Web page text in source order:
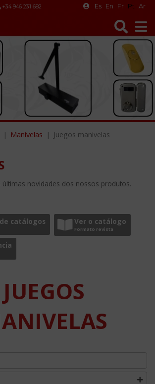
+34 946 231 682 Es En Fr Pt Ar
Manivelas Juegos manivelas
últimas novidades dos nossos produtos.
catálogos Ver o catálogo
Formato revista
JUEGOS